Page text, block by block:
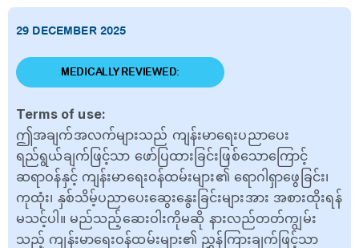
29 DECEMBER 2025
MEDICALLY REVIEWED:
Terms of use:
ဤအချက်အလက်များသည် ကျန်းမာရေးပညာပေး
ရည်ရွယ်ချက်ဖြင့်သာ ဖော်ပြထားခြင်းဖြစ်သောကြောင့်
ဆရာဝန်နှင့် ကျန်းမာရေးဝန်ထမ်းများ၏ ရောဂါရှာဖွေခြင်း၊
ကုထုံး၊ နှစ်သိမ့်ပညာပေးဆွေးနွေးခြင်းများအား အစားထိုးရန်
မသင့်ပါ။ မည်သည့်ဆေးဝါးကိုမဆို နားလည်တတ်ကျွမ်း
သည့် ကျန်းမာရေးဝန်ထမ်းများ၏ ညွှန်ကြားချက်ဖြင့်သာ